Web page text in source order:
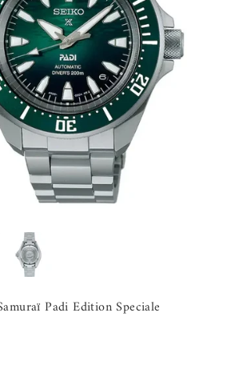
Padi Edition Speciale